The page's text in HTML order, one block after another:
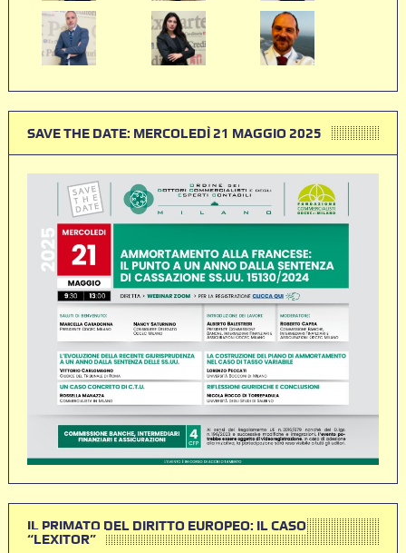
SAVE THE DATE: MERCOLEDÌ 21 MAGGIO 2025
IL PRIMATO DEL DIRITTO EUROPEO: IL CASO
“LEXITOR”